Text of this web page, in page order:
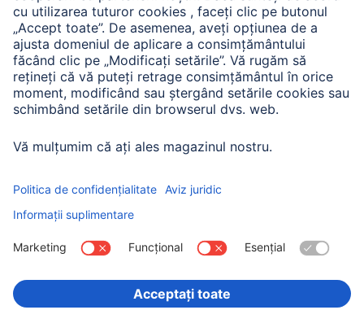
Companie
Istoria companiei
Hama Mondial
Business-Portal
Alege ţara